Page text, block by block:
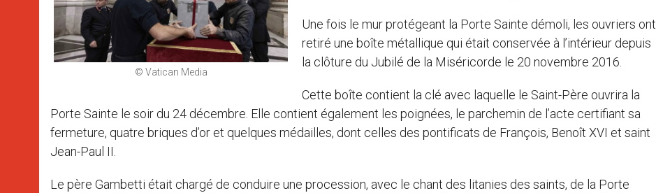
© Vatican Media
Une fois le mur protégeant la Porte Sainte démoli, les ouvriers ont
retiré une boîte métallique qui était conservée à l’intérieur depuis
la clôture du Jubilé de la Miséricorde le 20 novembre 2016.
Cette boîte contient la clé avec laquelle le Saint-Père ouvrira la
Porte Sainte le soir du 24 décembre. Elle contient également les poignées, le parchemin de l’acte certifiant sa
fermeture, quatre briques d’or et quelques médailles, dont celles des pontificats de François, Benoît XVI et saint
Jean-Paul II.
Le père Gambetti était chargé de conduire une procession, avec le chant des litanies des saints, de la Porte